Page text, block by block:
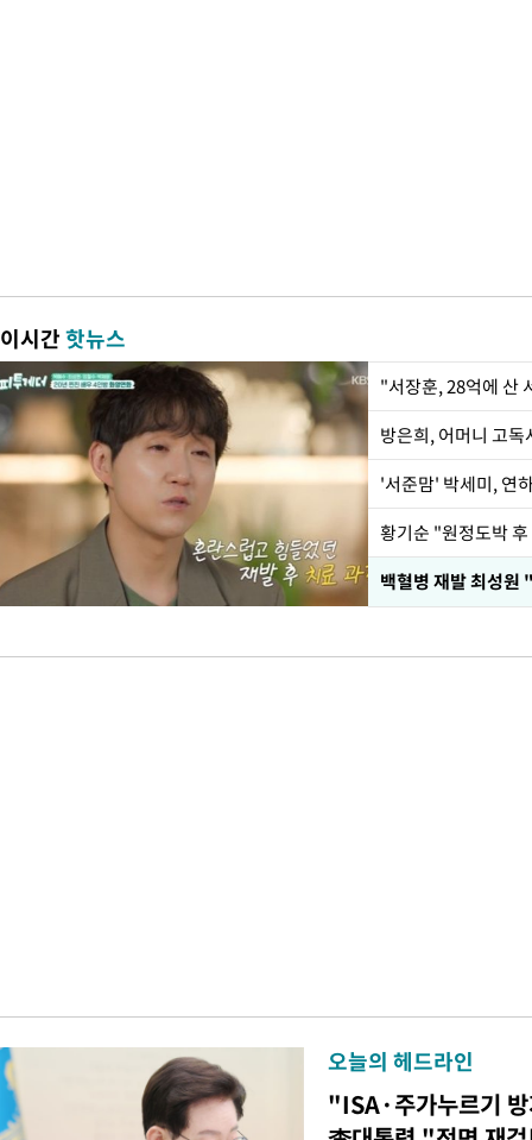
이시간핫뉴스
"서장훈, 28억에 산
방은희, 어머니 고
'서준맘' 박세미, 연
황기순 "원정도박
백혈병 재발 최성원
오늘의 헤드라인
"ISA·주가누르기